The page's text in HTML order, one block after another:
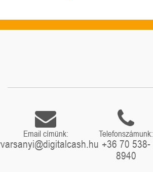
Email címünk: Telefonszámunk:
+36 70 538-
8940